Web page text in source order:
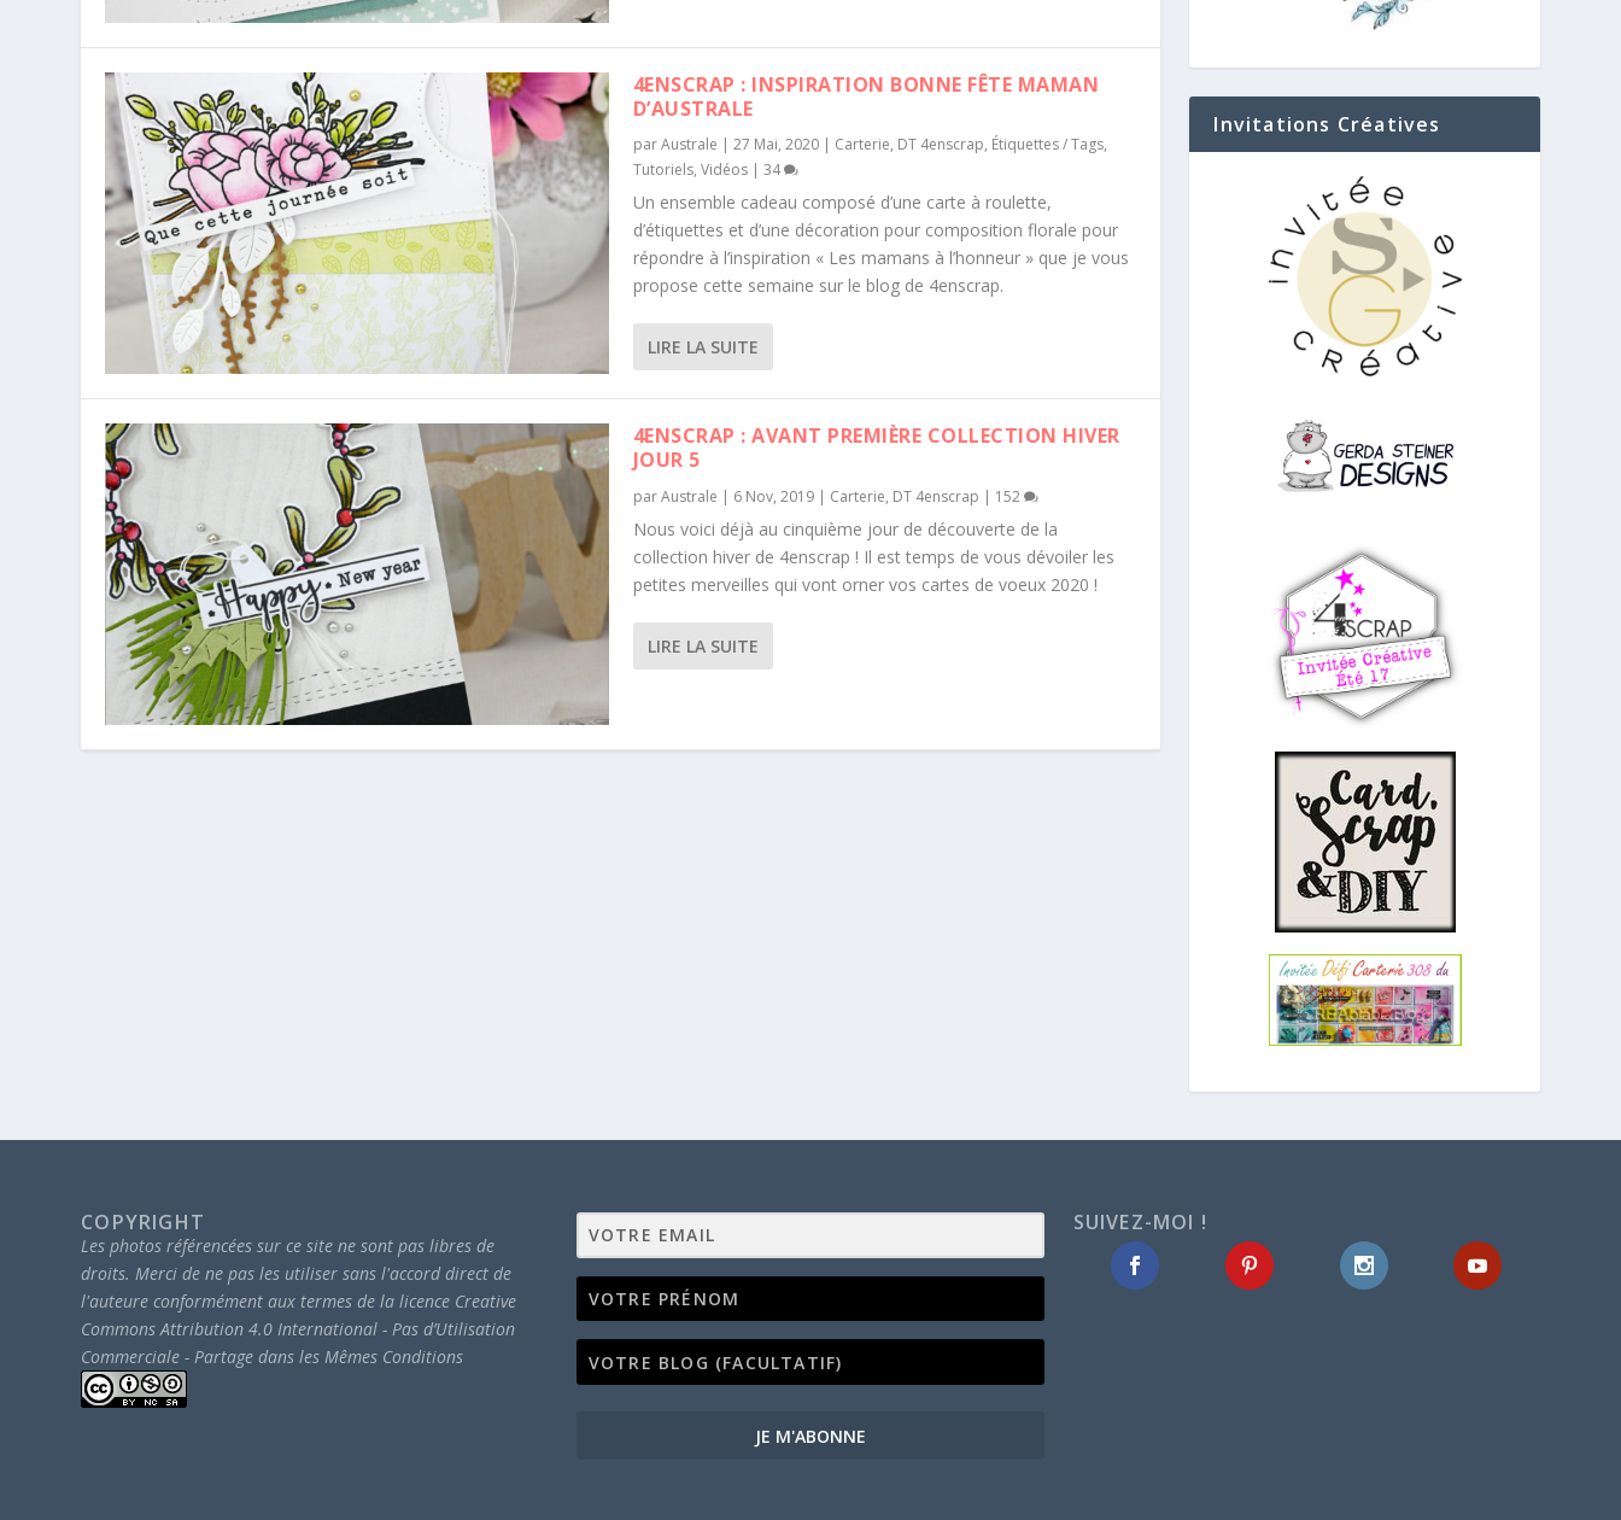
4ENSCRAP : INSPIRATION BONNE FÊTE MAMAN
D’AUSTRALE
parAustrale | 27 Mai, 2020| Carterie, DT 4enscrap, Étiquettes / Tags,
Tutoriels, Vidéos| 34
Un ensemble cadeau composé d’une carte à roulette,
d’étiquettes et d’une décoration pour composition florale pour
répondre à l’inspiration « Les mamans à l’honneur » que je vous
propose cette semaine sur le blog de 4enscrap.
LIRE LA SUITE
4ENSCRAP : AVANT PREMIÈRE COLLECTION HIVER
JOUR 5
parAustrale | 6 Nov, 2019| Carterie, DT 4enscrap | 152
Nous voici déjà au cinquième jour de découverte de la
collection hiver de 4enscrap ! Il est temps de vous dévoiler les
petites merveilles qui vont orner vos cartes de voeux 2020 !
LIRE LA SUITE
Invitations Créatives
COPYRIGHT
Les photos référencées sur ce site ne sont pas libres de
droits.Merci de ne pas les utiliser sans l'accord direct de
l'auteure conformément aux termes de la licence Creative
Commons Attribution 4.0 International - Pas d’Utilisation
Commerciale - Partage dans les Mêmes Conditions
JE M'ABONNE
SUIVEZ-MOI !